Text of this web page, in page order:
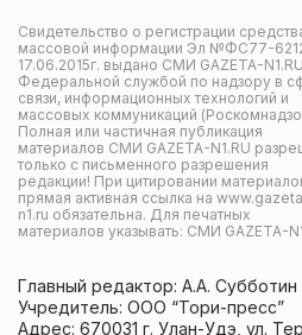
Свидетельство о регистрации
массовой информации Эл №ФС77-
17.06.2015г. выдано СМИ GAZETA-N1.RU
Федеральной службой по надзору в
связи, информационных технологий и
массовых коммуникаций
Полная или частичная публикация
материалов СМИ GAZETA-N1.RU
только с письменного разрешения
редакции! При цитировании
прямая активная ссылка на
n1.ru обязательна. Для печатных
материалов указывать: СМИ GAZETA-
Главный редактор: А.А. Субботин
Учредитель: ООО “Тори-пресс”
Адрес: 670031 г. Улан-Удэ, ул.